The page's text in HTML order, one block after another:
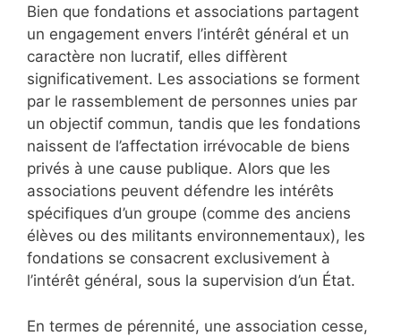
Bien que fondations et associations partagent
un engagement envers l’intérêt général et un
caractère non lucratif, elles diffèrent
significativement. Les associations se forment
par le rassemblement de personnes unies par
un objectif commun, tandis que les fondations
naissent de l’affectation irrévocable de biens
privés à une cause publique. Alors que les
associations peuvent défendre les intérêts
spécifiques d’un groupe (comme des anciens
élèves ou des militants environnementaux), les
fondations se consacrent exclusivement à
l’intérêt général, sous la supervision d’un État.
En termes de pérennité, une association cesse,